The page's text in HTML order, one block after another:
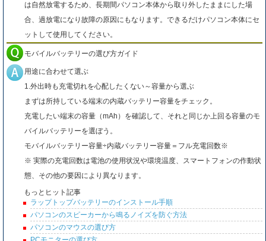
は自然放電するため、長期間パソコン本体から取り外したままにした場
合、過放電になり故障の原因にもなります。できるだけパソコン本体にセ
ットして使用してください。
モバイルバッテリーの選び方ガイド
用途に合わせて選ぶ
1.外出時も充電切れを心配したくない～容量から選ぶ
まずは所持している端末の内蔵バッテリー容量をチェック。
充電したい端末の容量（mAh）を確認して、それと同じか上回る容量のモ
バイルバッテリーを選ぼう。
モバイルバッテリー容量÷内蔵バッテリー容量＝フル充電回数※
※ 実際の充電回数は電池の使用状況や環境温度、スマートフォンの作動状
態、その他の要因により異なります。
もっとヒット記事
ラップトップバッテリーのインストール手順
パソコンのスピーカーから鳴るノイズを防ぐ方法
パソコンのマウスの選び方